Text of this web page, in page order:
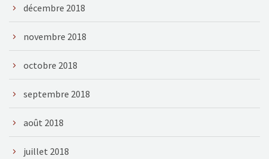
décembre 2018
novembre 2018
octobre 2018
septembre 2018
août 2018
juillet 2018